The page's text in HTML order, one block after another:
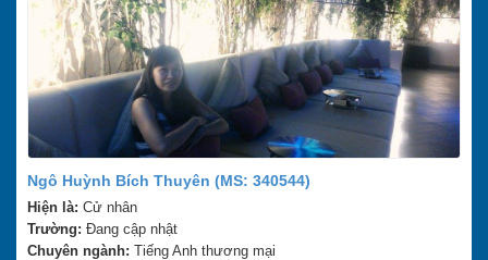
Ngô Huỳnh Bích Thuyên (MS: 340544)
Hiện là: Cử nhân
Trường: Đang cập nhật
Chuyên ngành: Tiếng Anh thương mại